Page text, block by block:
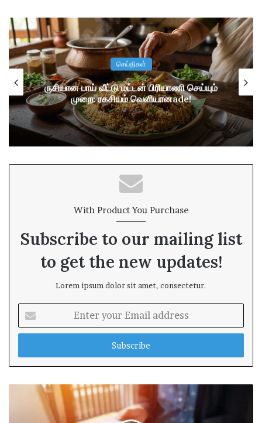
செய்திகள்
வங்கி வேலைவாய்ப்புச் செய்தி: IBPS PO
2026 ஆட்சேர்ப்பு – முழு விவரங்கள்!
With Product You Purchase
Subscribe to our mailing list
to get the new updates!
Lorem ipsum dolor sit amet, consectetur.
t
r
o